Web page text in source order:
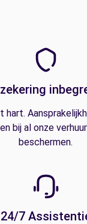
hart.
bij al onze
beschermen.
24/7